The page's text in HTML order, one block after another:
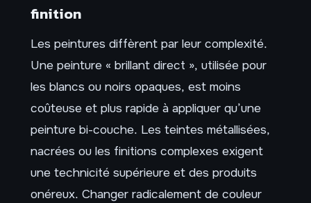
finition
Les peintures diffèrent par leur complexité.
Une peinture « brillant direct », utilisée pour
les blancs ou noirs opaques, est moins
coûteuse et plus rapide à appliquer qu’une
peinture bi-couche. Les teintes métallisées,
nacrées ou les finitions complexes exigent
une technicité supérieure et des produits
onéreux. Changer radicalement de couleur